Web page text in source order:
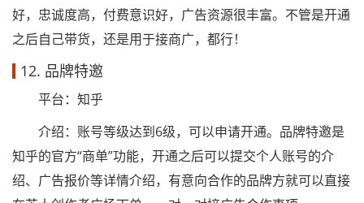
好，忠诚度高，付费意识好，广告资源很丰富。不管是开通
之后自己带货，还是用于接商广，都行！
12. 品牌特邀
平台：知乎
介绍：账号等级达到6级，可以申请开通。品牌特邀是
知乎的官方“商单”功能，开通之后可以提交个人账号的介
绍、广告报价等详情介绍，有意向合作的品牌方就可以直接